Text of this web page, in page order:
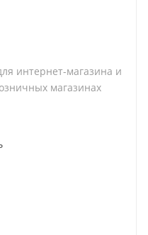
интернет-магазина и
магазинах